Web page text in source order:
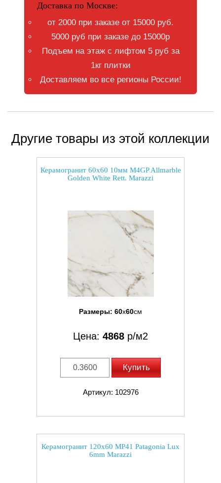
Доставка по Москве:
от 2000 при заказе от 15000 руб.
5000 руб при заказе до 15000р
Подъем на этаж с лифтом 5 руб за
1кг плитки
Доставляем во все регионы России!
Другие товары из этой коллекции
Керамогранит 60x60 10мм M4GP Allmarble
Golden White Rett. Marazzi
Размеры: 60x60см
Цена: 4868 р/м2
Купить
Артикул: 102976
Керамогранит 120x60 MP41 Patagonia Lux
6mm Marazzi